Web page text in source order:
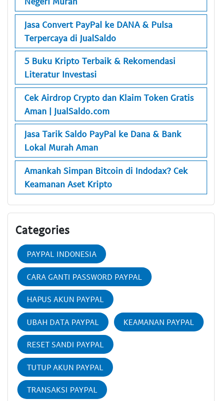
Jasa Convert PayPal ke DANA & Pulsa
Terpercaya di JualSaldo
5 Buku Kripto Terbaik & Rekomendasi
Literatur Investasi
Cek Airdrop Crypto dan Klaim Token Gratis
Aman | JualSaldo.com
Jasa Tarik Saldo PayPal ke Dana & Bank
Lokal Murah Aman
Amankah Simpan Bitcoin di Indodax? Cek
Keamanan Aset Kripto
Categories
PAYPAL INDONESIA
CARA GANTI PASSWORD PAYPAL
HAPUS AKUN PAYPAL
UBAH DATA PAYPAL KEAMANAN PAYPAL
RESET SANDI PAYPAL
TUTUP AKUN PAYPAL
TRANSAKSI PAYPAL